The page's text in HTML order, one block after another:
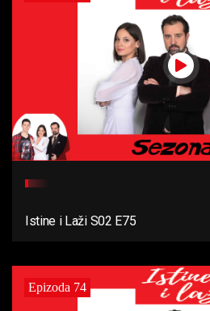
Istine i Laži S02 E75
Epizoda 74